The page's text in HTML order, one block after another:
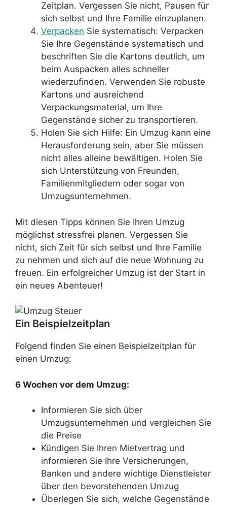
Zeitplan. Vergessen Sie nicht, Pausen für
sich selbst und Ihre Familie einzuplanen.
Verpacken Sie systematisch: Verpacken
Sie Ihre Gegenstände systematisch und
beschriften Sie die Kartons deutlich, um
beim Auspacken alles schneller
wiederzufinden. Verwenden Sie robuste
Kartons und ausreichend
Verpackungsmaterial, um Ihre
Gegenstände sicher zu transportieren.
Holen Sie sich Hilfe: Ein Umzug kann eine
Herausforderung sein, aber Sie müssen
nicht alles alleine bewältigen. Holen Sie
sich Unterstützung von Freunden,
Familienmitgliedern oder sogar von
Umzugsunternehmen.
Mit diesen Tipps können Sie Ihren Umzug
möglichst stressfrei planen. Vergessen Sie
nicht, sich Zeit für sich selbst und Ihre Familie
zu nehmen und sich auf die neue Wohnung zu
freuen. Ein erfolgreicher Umzug ist der Start in
ein neues Abenteuer!
Ein Beispielzeitplan
Folgend finden Sie einen Beispielzeitplan für
einen Umzug:
6 Wochen vor dem Umzug:
Informieren Sie sich über
Umzugsunternehmen und vergleichen Sie
die Preise
Kündigen Sie Ihren Mietvertrag und
informieren Sie Ihre Versicherungen,
Banken und andere wichtige Dienstleister
über den bevorstehenden Umzug
Überlegen Sie sich, welche Gegenstände